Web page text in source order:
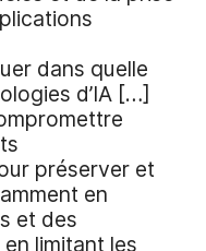
dans quelle
d’IA […]
préserver et
en
et des
limitant les